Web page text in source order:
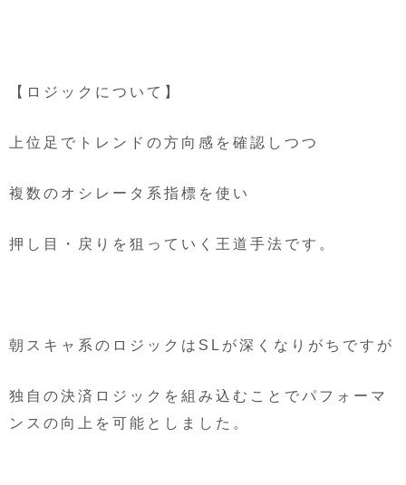
【ロジックについて】
上位足でトレンドの方向感を確認しつつ
複数のオシレータ系指標を使い
押し目・戻りを狙っていく王道手法です。
朝スキャ系のロジックはSLが深くなりがちですが
独自の決済ロジックを組み込むことでパフォーマ
ンスの向上を可能としました。